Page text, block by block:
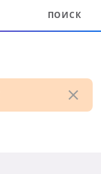
ПОИСК